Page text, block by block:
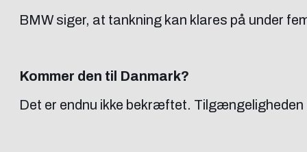
BMW siger, at tankning kan klares på under
Kommer den til Danmark?
Det er endnu ikke bekræftet.